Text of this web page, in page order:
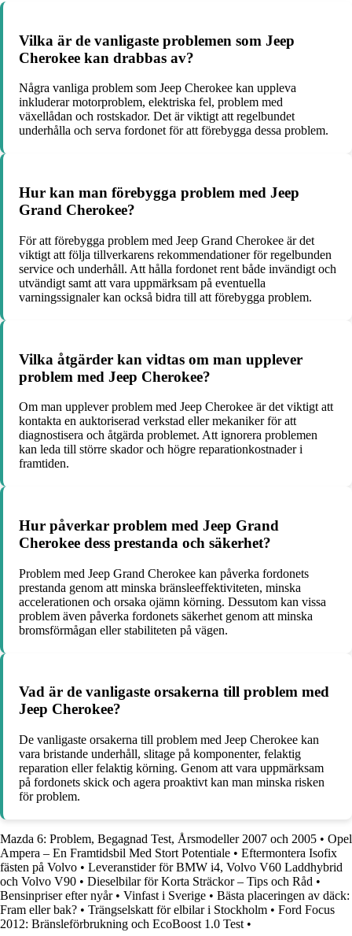
Vilka är de vanligaste problemen som Jeep
Cherokee kan drabbas av?
Några vanliga problem som Jeep Cherokee kan uppleva
inkluderar motorproblem, elektriska fel, problem med
växellådan och rostskador. Det är viktigt att regelbundet
underhålla och serva fordonet för att förebygga dessa problem.
Hur kan man förebygga problem med Jeep
Grand Cherokee?
För att förebygga problem med Jeep Grand Cherokee är det
viktigt att följa tillverkarens rekommendationer för regelbunden
service och underhåll. Att hålla fordonet rent både invändigt och
utvändigt samt att vara uppmärksam på eventuella
varningssignaler kan också bidra till att förebygga problem.
Vilka åtgärder kan vidtas om man upplever
problem med Jeep Cherokee?
Om man upplever problem med Jeep Cherokee är det viktigt att
kontakta en auktoriserad verkstad eller mekaniker för att
diagnostisera och åtgärda problemet. Att ignorera problemen
kan leda till större skador och högre reparationkostnader i
framtiden.
Hur påverkar problem med Jeep Grand
Cherokee dess prestanda och säkerhet?
Problem med Jeep Grand Cherokee kan påverka fordonets
prestanda genom att minska bränsleeffektiviteten, minska
accelerationen och orsaka ojämn körning. Dessutom kan vissa
problem även påverka fordonets säkerhet genom att minska
bromsförmågan eller stabiliteten på vägen.
Vad är de vanligaste orsakerna till problem med
Jeep Cherokee?
De vanligaste orsakerna till problem med Jeep Cherokee kan
vara bristande underhåll, slitage på komponenter, felaktig
reparation eller felaktig körning. Genom att vara uppmärksam
på fordonets skick och agera proaktivt kan man minska risken
för problem.
Mazda 6: Problem, Begagnad Test, Årsmodeller 2007 och 2005 • Opel
Ampera – En Framtidsbil Med Stort Potentiale • Eftermontera Isofix
fästen på Volvo • Leveranstider för BMW i4, Volvo V60 Laddhybrid
och Volvo V90 • Dieselbilar för Korta Sträckor – Tips och Råd •
Bensinpriser efter nyår• Vinfast i Sverige • Bästa placeringen av däck:
Fram eller bak? • Trängselskatt för elbilar i Stockholm • Ford Focus
2012: Bränsleförbrukning och EcoBoost 1.0 Test •